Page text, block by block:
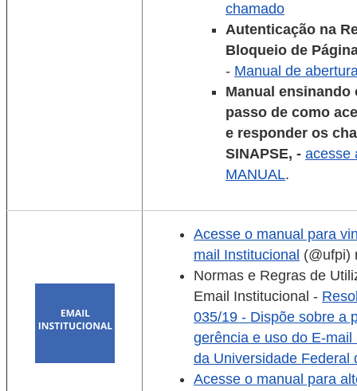
chamado
Autenticação na
Bloqueio de
- Manual de
Manual ensinando
passo de como
e responder os
SINAPSE, - acesse
MANUAL.
Acesse o manual para
mail Institucional (@ufpi)
Normas e Regras de
Email Institucional -
035/19 - Dispõe sobre a
gerência e uso do E-mail
da Universidade Federal
Acesse o manual para